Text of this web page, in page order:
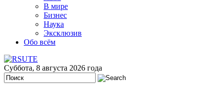
В мире
Бизнес
Наука
Эксклюзив
Обо всём
Суббота, 8 августа 2026 года